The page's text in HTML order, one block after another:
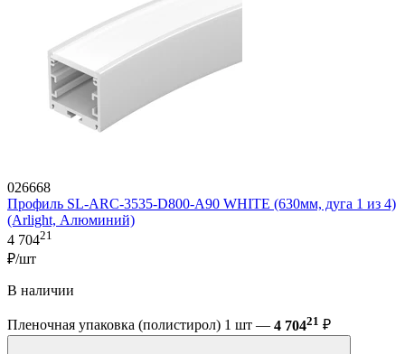
026668
Профиль SL-ARC-3535-D800-A90 WHITE (630мм, дуга 1 из 4)
(Arlight, Алюминий)
4 70421
₽/шт
В наличии
Пленочная упаковка (полистирол) 1 шт — 4 70421 ₽